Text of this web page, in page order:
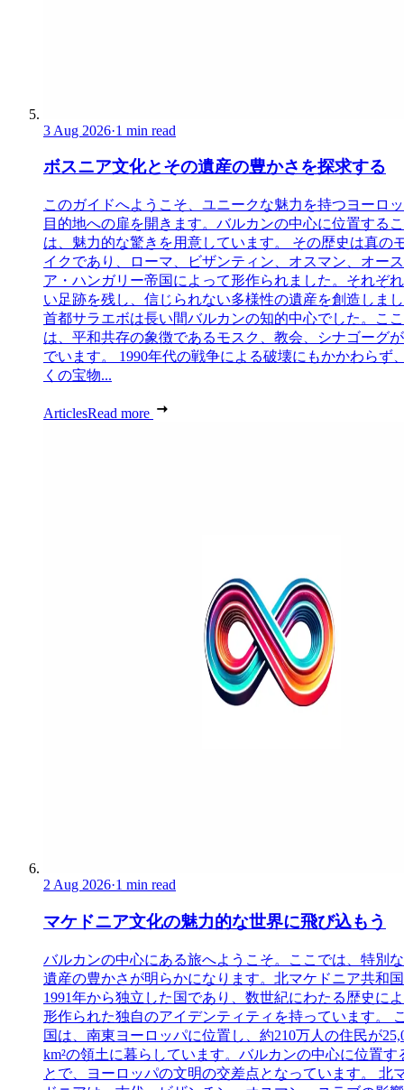
3 Aug 2026·1 min read
ボスニア文化とその遺産の豊かさを探求する
このガイドへようこそ、ユニークな魅力を持つヨーロ
目的地への扉を開きます。バルカンの中心に位置する
は、魅力的な驚きを用意しています。 その歴史は真の
イクであり、ローマ、ビザンティン、オスマン、オー
ア・ハンガリー帝国によって形作られました。それぞ
い足跡を残し、信じられない多様性の遺産を創造しま
首都サラエボは長い間バルカンの知的中心でした。こ
は、平和共存の象徴であるモスク、教会、シナゴーグ
でいます。 1990年代の戦争による破壊にもかかわらず
くの宝物...
ArticlesRead more
2 Aug 2026·1 min read
マケドニア文化の魅力的な世界に飛び込もう
バルカンの中心にある旅へようこそ。ここでは、特別
遺産の豊かさが明らかになります。北マケドニア共和
1991年から独立した国であり、数世紀にわたる歴史に
形作られた独自のアイデンティティを持っています。
国は、南東ヨーロッパに位置し、約210万人の住民が
km²の領土に暮らしています。バルカンの中心に位置す
とで、ヨーロッパの文明の交差点となっています。 北